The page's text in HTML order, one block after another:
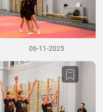
06-11-2025